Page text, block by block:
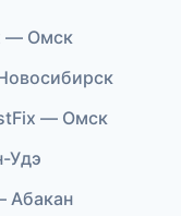
— Омск
— Омск
Удэ
Абакан